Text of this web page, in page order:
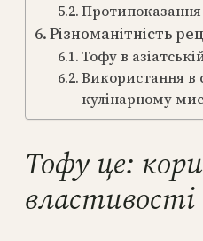
Різноманітність
Тофу в
Використання в
кулінарному
Тофу це: